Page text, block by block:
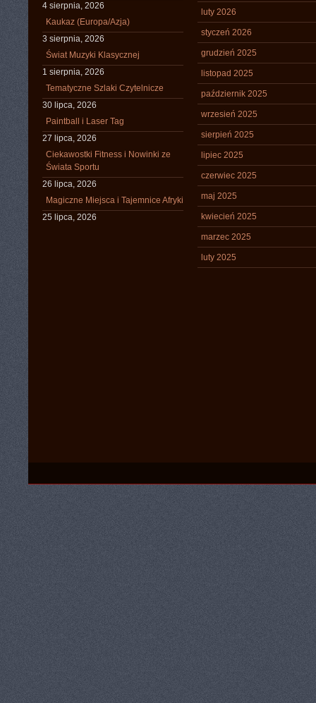
4 sierpnia, 2026
Kaukaz (Europa/Azja)
3 sierpnia, 2026
Świat Muzyki Klasycznej
1 sierpnia, 2026
Tematyczne Szlaki Czytelnicze
30 lipca, 2026
Paintball i Laser Tag
27 lipca, 2026
Ciekawostki Fitness i Nowinki ze
Świata Sportu
26 lipca, 2026
Magiczne Miejsca i Tajemnice Afryki
25 lipca, 2026
luty 2026
styczeń 2026
grudzień 2025
listopad 2025
październik 2025
wrzesień 2025
sierpień 2025
lipiec 2025
czerwiec 2025
maj 2025
kwiecień 2025
marzec 2025
luty 2025